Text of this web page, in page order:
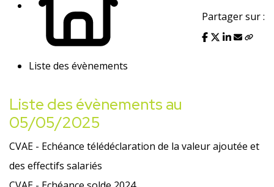
Liste des évènements
Partager sur :
Liste des évènements au
05/05/2025
CVAE - Echéance télédéclaration de la valeur ajoutée et
des effectifs salariés